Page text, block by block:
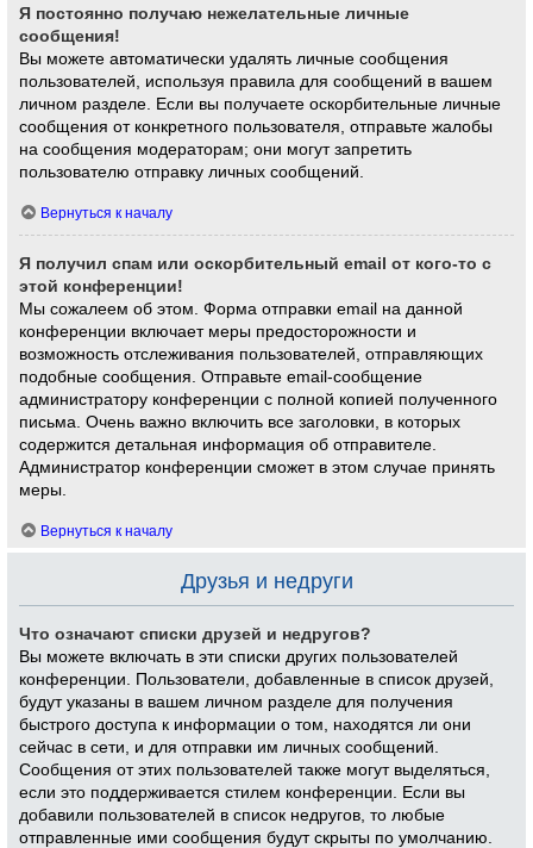
Я постоянно получаю нежелательные личные
сообщения!
Вы можете автоматически удалять личные сообщения
пользователей, используя правила для сообщений в вашем
личном разделе. Если вы получаете оскорбительные личные
сообщения от конкретного пользователя, отправьте жалобы
на сообщения модераторам; они могут запретить
пользователю отправку личных сообщений.
Вернуться к началу
Я получил спам или оскорбительный email от кого-то с
этой конференции!
Мы сожалеем об этом. Форма отправки email на данной
конференции включает меры предосторожности и
возможность отслеживания пользователей, отправляющих
подобные сообщения. Отправьте email-сообщение
администратору конференции с полной копией полученного
письма. Очень важно включить все заголовки, в которых
содержится детальная информация об отправителе.
Администратор конференции сможет в этом случае принять
меры.
Вернуться к началу
Друзья и недруги
Что означают списки друзей и недругов?
Вы можете включать в эти списки других пользователей
конференции. Пользователи, добавленные в список друзей,
будут указаны в вашем личном разделе для получения
быстрого доступа к информации о том, находятся ли они
сейчас в сети, и для отправки им личных сообщений.
Сообщения от этих пользователей также могут выделяться,
если это поддерживается стилем конференции. Если вы
добавили пользователей в список недругов, то любые
отправленные ими сообщения будут скрыты по умолчанию.